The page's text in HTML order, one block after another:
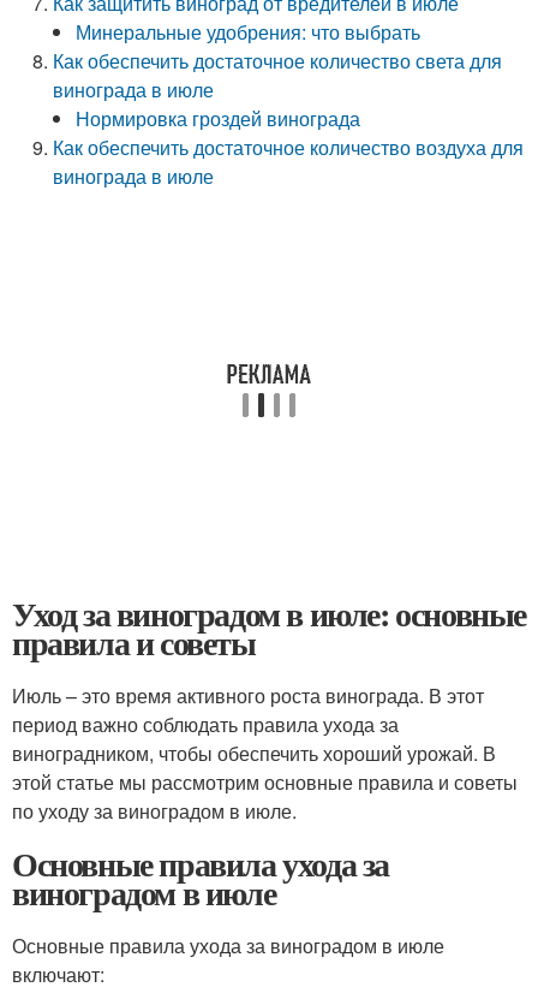
Минеральные удобрения: что выбрать
Как обеспечить достаточное количество света для
винограда в июле
Нормировка гроздей винограда
Как обеспечить достаточное количество воздуха для
винограда в июле
Уход за виноградом в июле: основные
правила и советы
Июль – это время активного роста винограда. В этот
период важно соблюдать правила ухода за
виноградником, чтобы обеспечить хороший урожай. В
этой статье мы рассмотрим основные правила и советы
по уходу за виноградом в июле.
Основные правила ухода за
виноградом в июле
Основные правила ухода за виноградом в июле
включают: